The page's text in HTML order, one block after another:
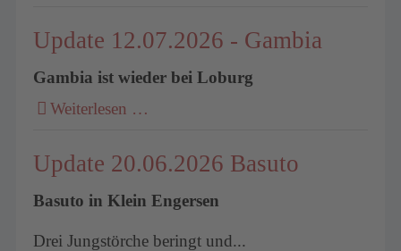
Update 12.07.2026 - Gambia
Gambia ist wieder bei Loburg
Weiterlesen …
Update 20.06.2026 Basuto
Basuto in Klein Engersen
Drei Jungstörche beringt und...